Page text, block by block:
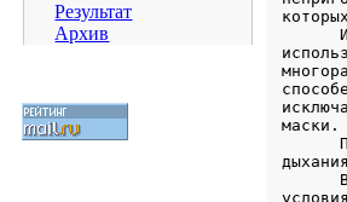
Результат
Архив